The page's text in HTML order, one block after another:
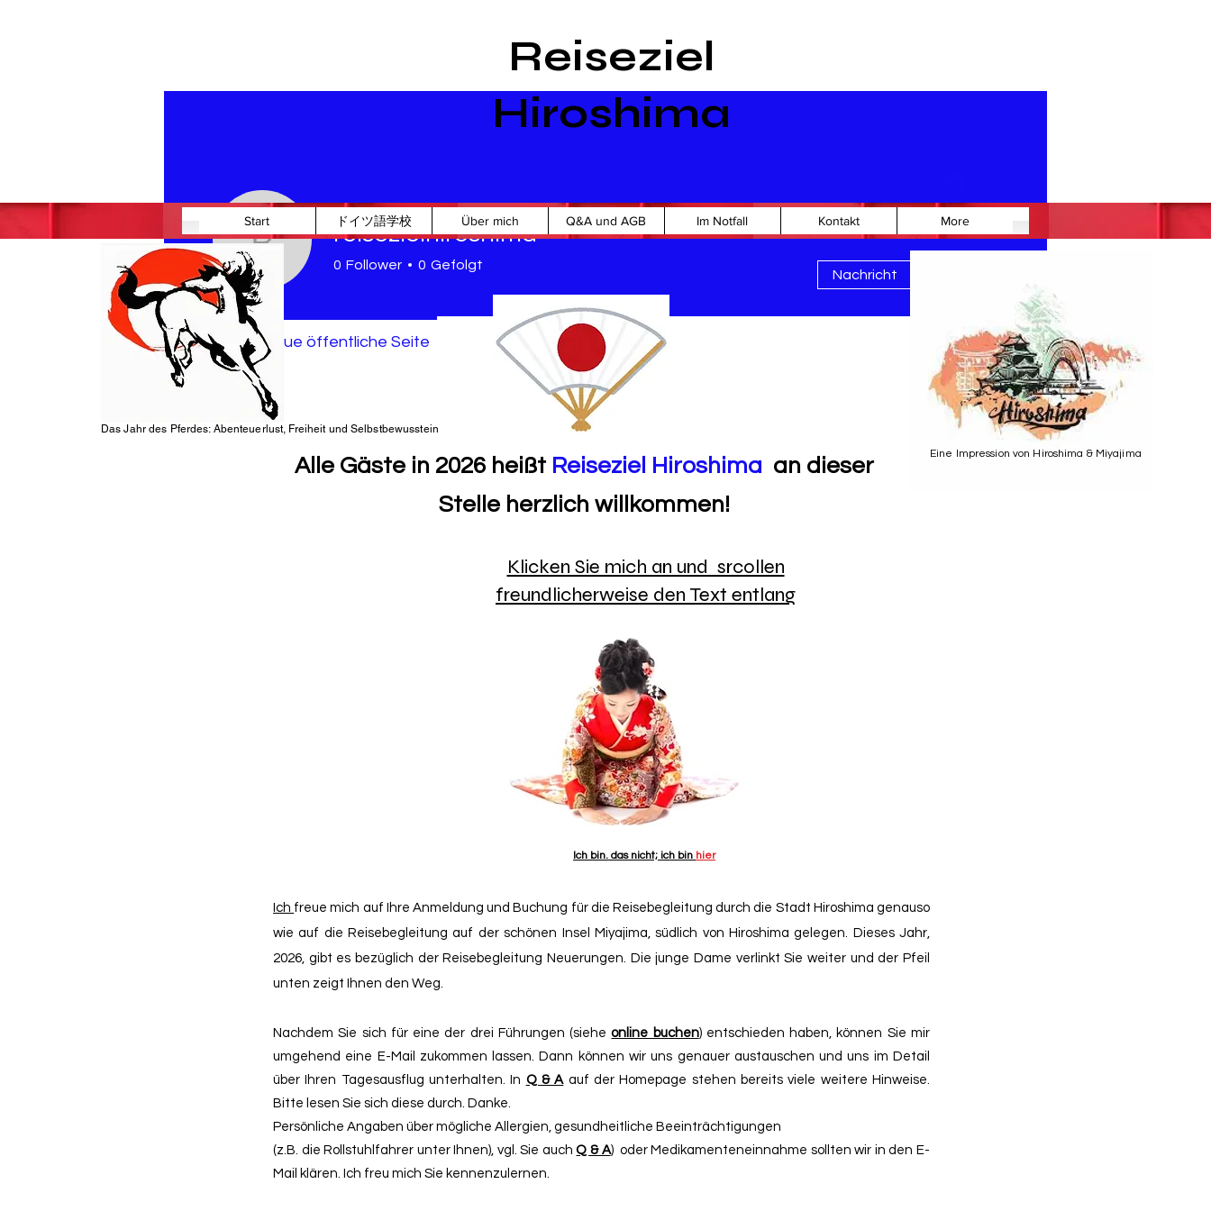
Reiseziel
Hiroshima
Start ドイツ語学校 Über mich Q&A und AGB Im Notfall Kontakt More
Das Jahr des Pferdes: Abenteuerlust, Freiheit und Selbstbewusstein
Alle Gäste in 2026 heißt Reiseziel Hiroshima an dieser
Stelle herzlich willkommen!
Eine Impression von Hiroshima & Miyajima
​Klicken Sie mich an und srcollen
freundlicherweise den Text entlang
Ich bin. das nicht; ich bin hier
Ich freue mich auf Ihre Anmeldung und Buchung für die Reisebegleitung durch die Stadt Hiroshima genauso
wie auf die Reisebegleitung auf der schönen Insel Miyajima, südlich von Hiroshima gelegen. Dieses Jahr,
2026, gibt es bezüglich der Reisebegleitung Neuerungen. Die junge Dame verlinkt Sie weiter und der Pfeil
unten zeigt Ihnen den Weg.
Nachdem Sie sich für eine der drei Führungen (sieheonline buchen) entschieden haben, können Sie mir
umgehend eine E-Mail zukommen lassen. Dann können wir uns genauer austauschen und uns im Detail
über Ihren Tagesausflug unterhalten. In Q & Aauf der Homepage stehen bereits viele weitere Hinweise.
Bitte lesen Sie sich diese durch. Danke.
Persönliche Angaben über mögliche Allergien, gesundheitliche Beeinträchtigungen
(z.B. die Rollstuhlfahrer unter Ihnen), vgl. Sie auchQ & A) oder Medikamenteneinnahme sollten wir in den E-
Mail klären. Ich freu mich Sie kennenzulernen.
reisezielhiroshima
reisezielhiroshima Administrator
0 Follower 0 Gefolgt
Nachricht
Profil Neue öffentliche Seite